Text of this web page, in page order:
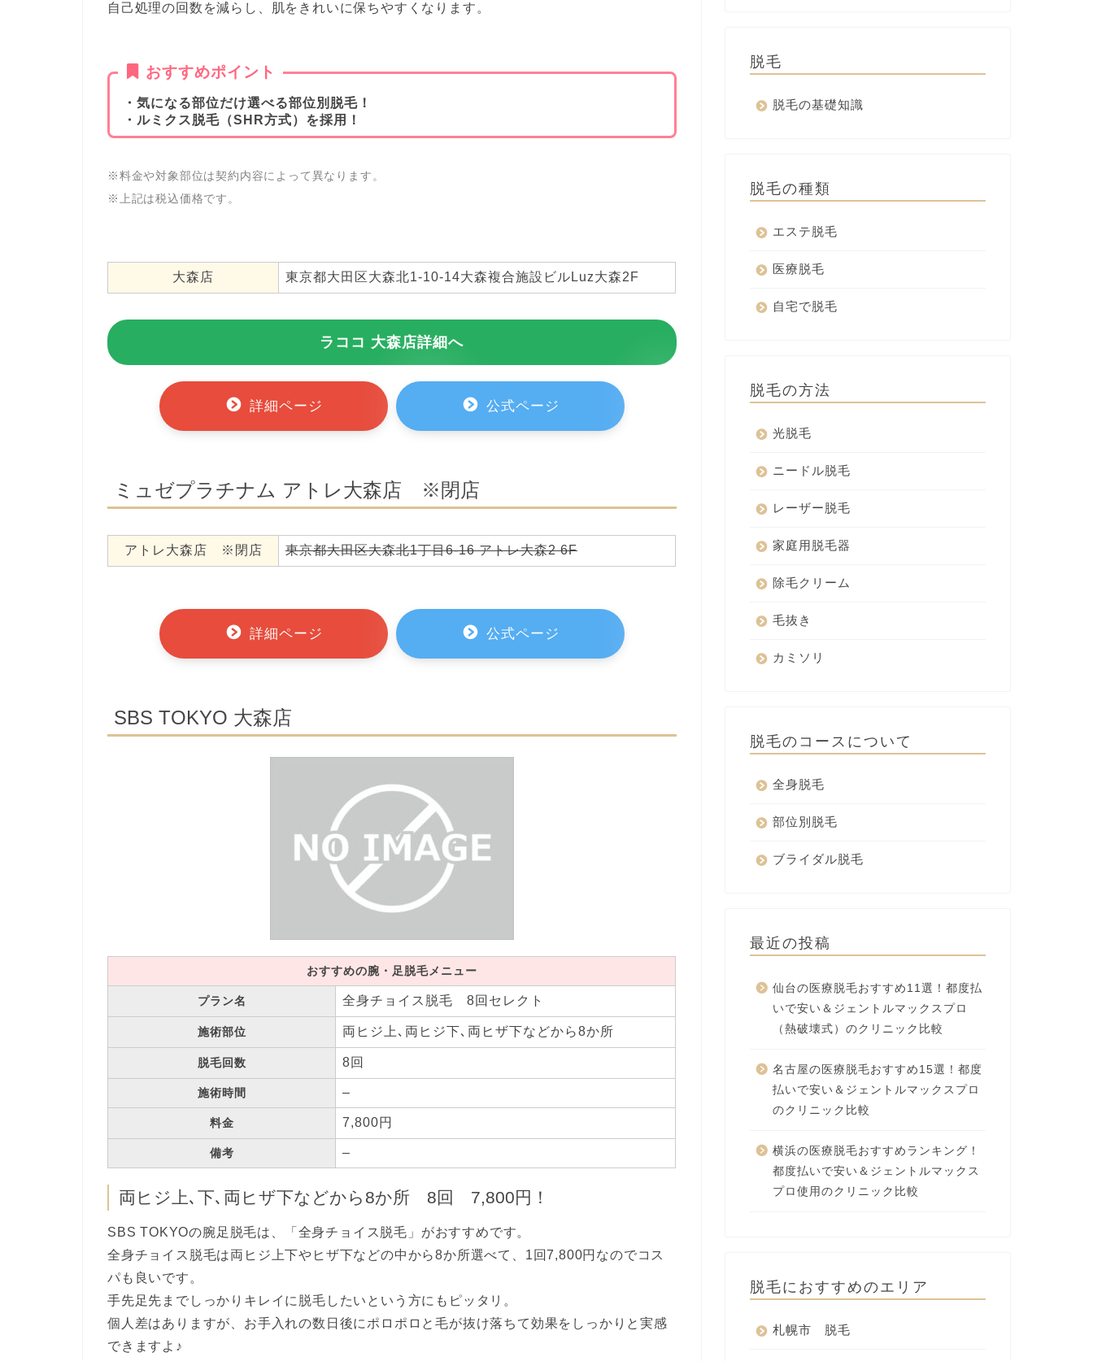
自己処理の回数を減らし、肌をきれいに保ちやすくなります。
おすすめポイント
・気になる部位だけ選べる部位別脱毛！
・ルミクス脱毛（SHR方式）を採用！
※料金や対象部位は契約内容によって異なります。
※上記は税込価格です。
大森店 東京都大田区大森北1-10-14大森複合施設ビルLuz大森2F
ラココ 大森店詳細へ
詳細ページ 公式ページ
ミュゼプラチナム アトレ大森店 ※閉店
アトレ大森店 ※閉店 東京都大田区大森北1丁目6-16 アトレ大森2 6F
詳細ページ 公式ページ
SBS TOKYO 大森店
おすすめの腕・足脱毛メニュー
プラン名 全身チョイス脱毛 8回セレクト
施術部位 両ヒジ上､両ヒジ下､両ヒザ下などから8か所
脱毛回数 8回
施術時間 –
料金 7,800円
備考 –
両ヒジ上､下､両ヒザ下などから8か所 8回 7,800円！
SBS TOKYOの腕足脱毛は、「全身チョイス脱毛」がおすすめです。
全身チョイス脱毛は両ヒジ上下やヒザ下などの中から8か所選べて、1回7,800円なのでコス
パも良いです。
手先足先までしっかりキレイに脱毛したいという方にもピッタリ。
個人差はありますが、お手入れの数日後にポロポロと毛が抜け落ちて効果をしっかりと実感
できますよ♪
脱毛
脱毛の基礎知識
脱毛の種類
エステ脱毛
医療脱毛
自宅で脱毛
脱毛の方法
光脱毛
ニードル脱毛
レーザー脱毛
家庭用脱毛器
除毛クリーム
毛抜き
カミソリ
脱毛のコースについて
全身脱毛
部位別脱毛
ブライダル脱毛
最近の投稿
仙台の医療脱毛おすすめ11選！都度払
いで安い＆ジェントルマックスプロ
（熱破壊式）のクリニック比較
名古屋の医療脱毛おすすめ15選！都度
払いで安い＆ジェントルマックスプロ
のクリニック比較
横浜の医療脱毛おすすめランキング！
都度払いで安い＆ジェントルマックス
プロ使用のクリニック比較
脱毛におすすめのエリア
札幌市 脱毛